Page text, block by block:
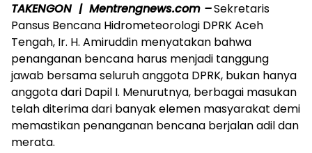
TAKENGON | Mentrengnews.com –Sekretaris
Pansus Bencana Hidrometeorologi DPRK Aceh
Tengah, Ir. H. Amiruddin menyatakan bahwa
penanganan bencana harus menjadi tanggung
jawab bersama seluruh anggota DPRK, bukan hanya
anggota dari Dapil I. Menurutnya, berbagai masukan
telah diterima dari banyak elemen masyarakat demi
memastikan penanganan bencana berjalan adil dan
merata.